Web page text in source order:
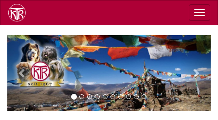
Skip
main
Previous Next